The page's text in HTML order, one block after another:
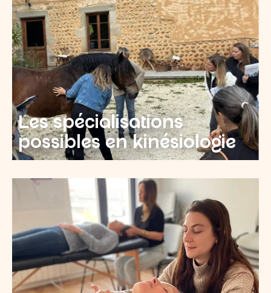
Les spécialisations
possibles en kinésiologie